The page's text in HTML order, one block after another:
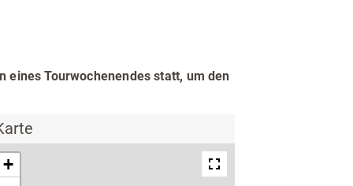
Wirtschaftsförderung
Tourwochenendes statt, um den